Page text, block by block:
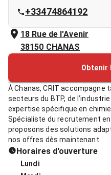
+33474864192
18 Rue de l'Avenir
38150 CHANAS
À Chanas, CRIT
secteurs du BTP, de
expertise spécifique en
Spécialiste du recrutement en
proposons des solutions
nos offres dès maintenant.
Horaires d'ouverture
Lundi